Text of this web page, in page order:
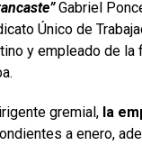
Gabriel
Único de
y empleado de la
gremial, la
a enero,